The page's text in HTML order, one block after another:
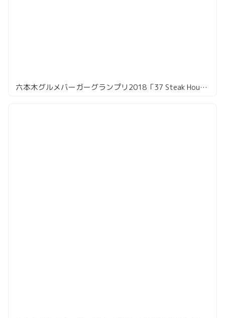
六本木グルメバーガーグランプリ2018「37 Steak House」